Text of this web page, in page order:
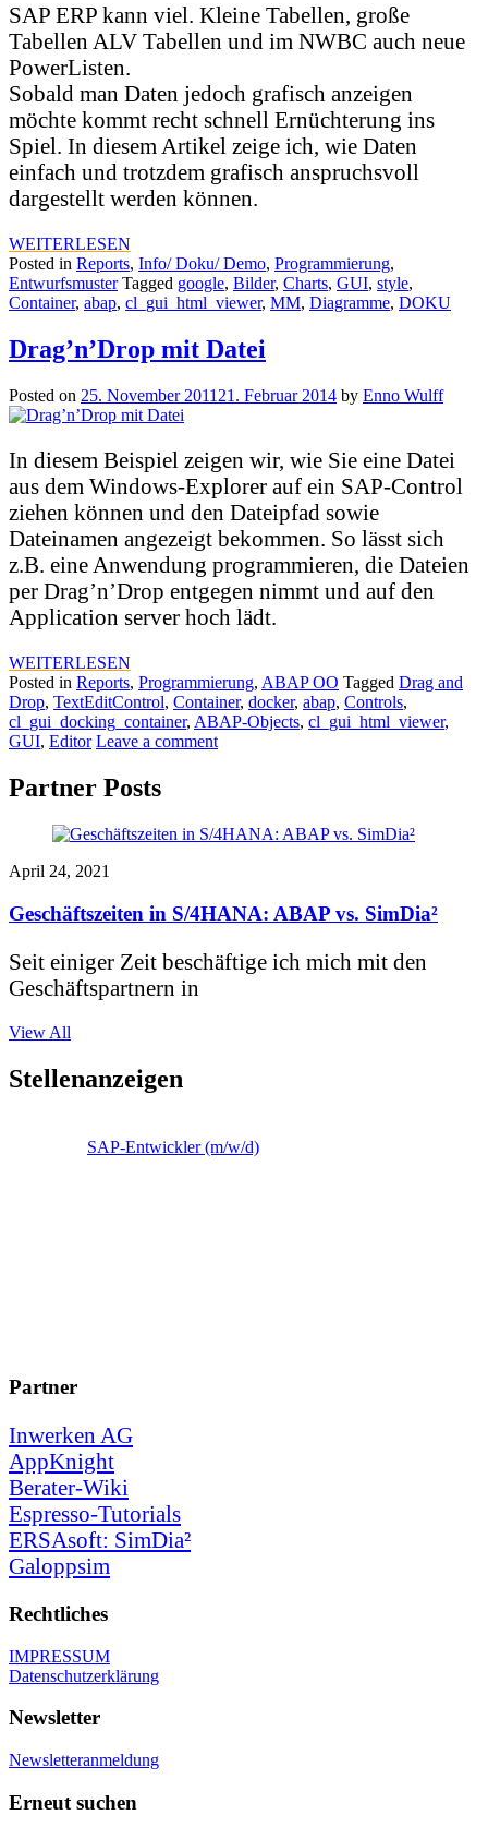
SAP ERP kann viel. Kleine Tabellen, große
Tabellen ALV Tabellen und im NWBC auch neue
PowerListen.
Sobald man Daten jedoch grafisch anzeigen
möchte kommt recht schnell Ernüchterung ins
Spiel. In diesem Artikel zeige ich, wie Daten
einfach und trotzdem grafisch anspruchsvoll
dargestellt werden können.
WEITERLESEN
Posted in Reports, Info/ Doku/ Demo, Programmierung,
Entwurfsmuster Tagged google, Bilder, Charts, GUI, style,
Container, abap, cl_gui_html_viewer, MM, Diagramme, DOKU
Drag’n’Drop mit Datei
Posted on 25. November 2011 21. Februar 2014 by Enno Wulff
In diesem Beispiel zeigen wir, wie Sie eine Datei
aus dem Windows-Explorer auf ein SAP-Control
ziehen können und den Dateipfad sowie
Dateinamen angezeigt bekommen. So lässt sich
z.B. eine Anwendung programmieren, die Dateien
per Drag’n’Drop entgegen nimmt und auf den
Application server hoch lädt.
WEITERLESEN
Posted in Reports, Programmierung, ABAP OO Tagged Drag and
Drop, TextEditControl, Container, docker, abap, Controls,
cl_gui_docking_container, ABAP-Objects, cl_gui_html_viewer,
GUI, Editor Leave a comment
Partner Posts
April 24, 2021
Geschäftszeiten in S/4HANA: ABAP vs. SimDia²
Seit einiger Zeit beschäftige ich mich mit den
Geschäftspartnern in
View All
Stellenanzeigen
SAP-Entwickler (m/w/d)
Partner
Inwerken AG
AppKnight
Berater-Wiki
Espresso-Tutorials
ERSAsoft: SimDia²
Galoppsim
Rechtliches
IMPRESSUM
Datenschutzerklärung
Newsletter
Newsletteranmeldung
Erneut suchen